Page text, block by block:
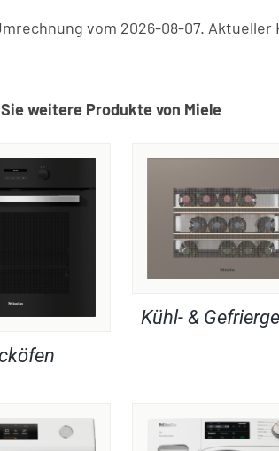
vom 2026-08-07. Aktueller
weitere Produkte von Miele
Kühl- &